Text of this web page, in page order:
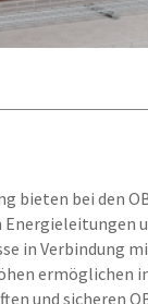
bieten bei den
in Verbindung
ermöglichen
und sicheren